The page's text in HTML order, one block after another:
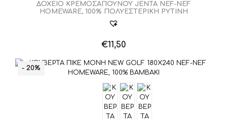
ΔΟΧΕΙΟ ΚΡΕΜΟΣΑΠΟΥΝΟΥ JENTA NEF-NEF
HOMEWARE, 100% ΠΟΛΥΕΣΤΕΡΙΚΗ ΡΥΤΙΝΗ
€11,50
- 20%